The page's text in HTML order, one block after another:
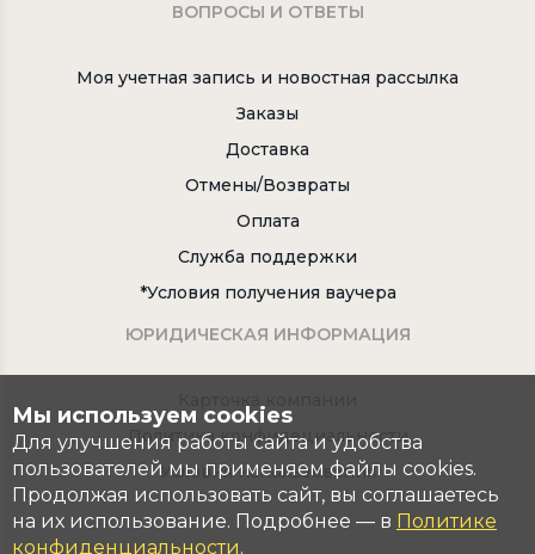
ВОПРОСЫ И ОТВЕТЫ
Моя учетная запись и новостная рассылка
Заказы
Доставка
Отмены/Возвраты
Оплата
Служба поддержки
*Условия получения ваучера
ЮРИДИЧЕСКАЯ ИНФОРМАЦИЯ
Политика конфидециальности
Условия использования
Мы используем cookies
Для улучшения работы сайта и удобства
пользователей мы применяем файлы cookies.
Продолжая использовать сайт, вы соглашаетесь
на их использование. Подробнее — в Политике
конфиденциальности.